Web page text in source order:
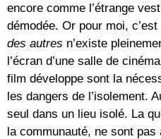
encore comme l’étrange
démodée. Or pour moi,
des autres n’existe
l’écran d’une salle de
film développe sont la
les dangers de l’isolement.
seul dans un lieu isolé. La
la communauté, ne sont